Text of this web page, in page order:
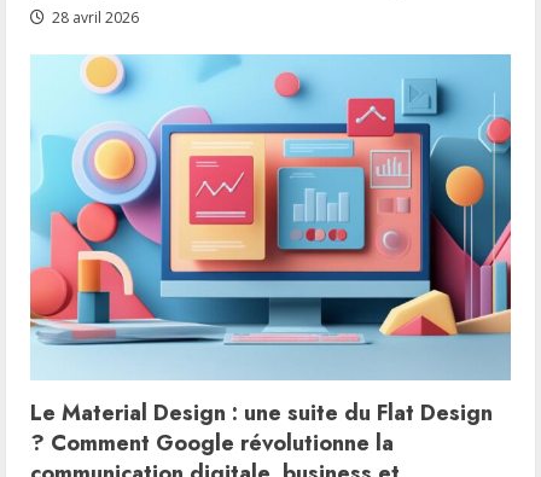
28 avril 2026
Le Material Design : une suite du Flat Design
? Comment Google révolutionne la